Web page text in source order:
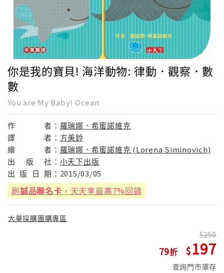
你是我的寶貝! 海洋動物: 律動．觀察．數
數
You are My Baby! Ocean
作 者： 羅瑞娜．希蜜諾維克
譯
者： 方美鈴
繪
者： 羅瑞娜．希蜜諾維克 (Lorena Siminovich)
出
版 社： 小天下出版
出 版 日 期： 2015/03/05
刷誠品聯名卡 ，天天享最高7%回饋
大量採購團購專區
79
250
197
查詢門市庫存